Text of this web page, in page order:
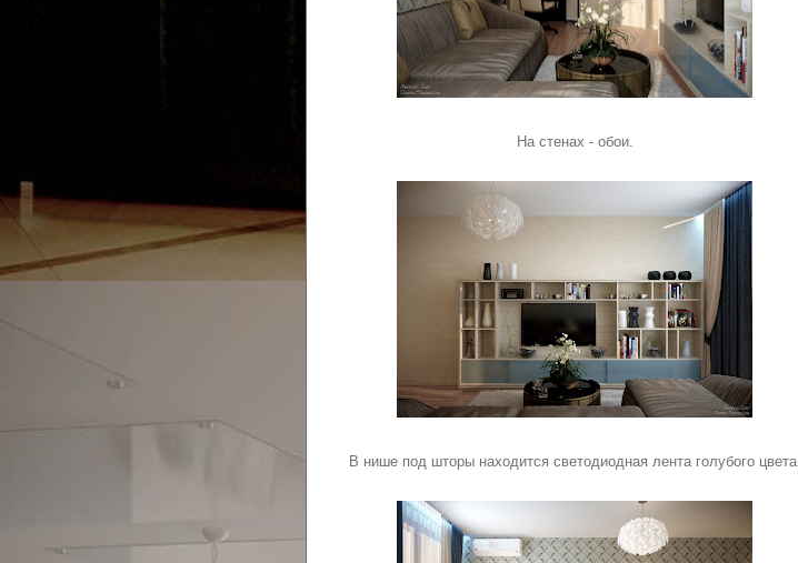
На стенах - обои.
В нише под шторы находится светодиодная лента голубого цвета.